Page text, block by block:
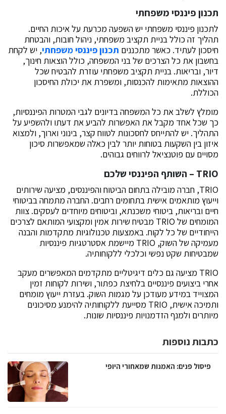
תכנון פיננסי משפחתי
לתכנון פיננסי משפחתי יש השפעה מכרעת על איכות החיים.
תהליך זה כולל בניית תקציב משפחתי, ניהול חובות, והבטחת
חיסכון לעתיד. כאשר מתכננים תכנון פיננסי משפחתי, יש לקחת
בחשבון את כל הצרכים של בני המשפחה, כולל הוצאות חינוך,
דיור, ובריאות. בניית תקציב משפחתי עוזרת להבטיח שכל
ההוצאות מתאימות להכנסות, ומשפרת את יכולת החיסכון
הכוללת.
מומלץ לשלב את כל המשפחה בדיונים לגבי המטרות הפיננסיות,
כך שכל אחד מקבל את האפשרות להביע את דעתו ולהשפיע על
התהליך. יש להתייחס לחסכונות לטווח קצר, בינוני וארוך, ולמצוא
איזון בין השקעות בטוחות יותר לבין כאלה שמאפשרות סיכון
מסויים עם פוטנציאל לרווחים גבוהים.
TRIO – השותף הפיננסי שלכם
TRIO, חברה מובילה בתחום הביטוח והפיננסים, מציעה שירותים
וייעוץ מותאמים אישית בתחומים רחבים. החברה מתמחה בביטוחי
חיים ובריאות, ביטוחי משכנתא, וביטוחים מיוחדים לעסקים. צוות
המומחים של TRIO מבטיח שירות אמין ומקצועי המותאם לצרכים
הייחודיים של כל לקוח. באמצעות טכנולוגיות מתקדמות והבנה
מעמיקה של השוק, TRIO מיישמת אסטרטגיות פיננסיות
שמבטיחות שקט נפשי וכלכלי ללקוחותיה.
TRIO מציעה גם כלים דיגיטליים מתקדמים המאפשרים מעקב
אחרי ביצועים פיננסיים בלחיצת כפתור, ושירות לקוחות זמין
המצוייד במידע מעודכן על מגמות השוק. בעזרת ייעוץ מומחים
ותמיכה אישית, TRIO מסייעת ללקוחותיה להימנע מסיכונים
מיותרים ולמנף הזדמנויות פיננסיות שונות.
כתבות נוספות
פיסול פנים: האמנות שמאחורי היופי